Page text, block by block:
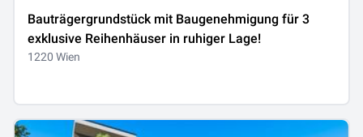
Bauträgergrundstück mit Baugenehmigung für 3
exklusive Reihenhäuser in ruhiger Lage!
1220 Wien